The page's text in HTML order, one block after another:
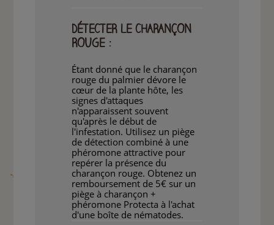
DÉTECTER LE CHARANÇON
ROUGE :
Étant donné que le charançon
rouge du palmier dévore le
cœur de la plante hôte, les
signes d'attaques
n'apparaissent souvent
qu'après le début de
l'infestation. Utilisez un piège
de détection combiné à une
phéromone attractive pour
repérer la présence du
charançon rouge. Obtenez un
remboursement de 5€ sur un
piège à charançon +
phéromone Protecta à l'achat
d'une boîte de nématodes.